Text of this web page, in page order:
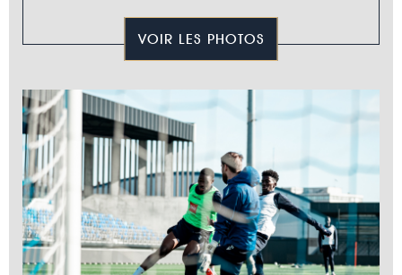
VOIR LES PHOTOS